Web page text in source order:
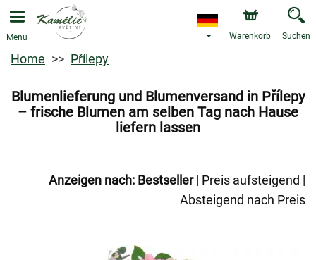
Menu Warenkorb Suchen
Home Přílepy
Blumenlieferung und Blumenversand in Přílepy
– frische Blumen am selben Tag nach Hause
liefern lassen
Anzeigen nach: Bestseller| Preis aufsteigend |
Absteigend nach Preis